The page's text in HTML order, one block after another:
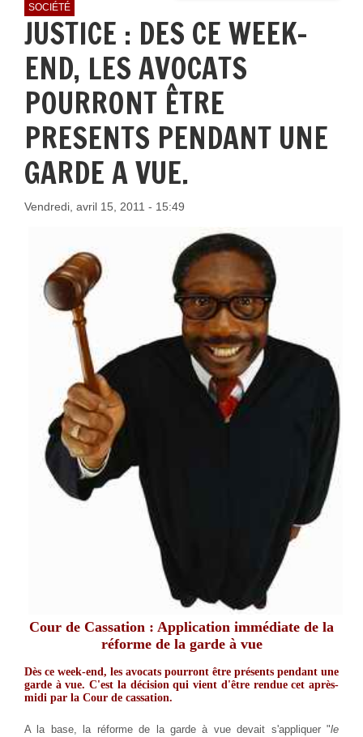
SOCIÉTÉ
JUSTICE : DES CE WEEK-
END, LES AVOCATS
POURRONT ÊTRE
PRESENTS PENDANT UNE
GARDE A VUE.
Vendredi, avril 15, 2011 - 15:49
Cour de Cassation : Application immédiate de la
réforme de la garde à vue
Dès ce week-end, les avocats pourront être présents pendant une
garde à vue. C'est la décision qui vient d'être rendue cet après-
midi par la Cour de cassation.
A la base, la réforme de la garde à vue devait s'appliquer "le